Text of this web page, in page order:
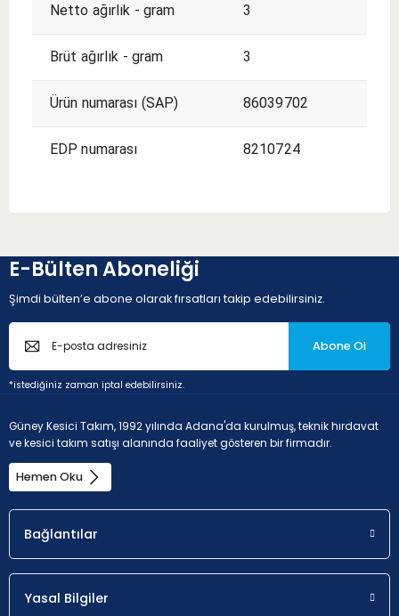
Netto ağırlık - gram 3
Brüt ağırlık - gram 3
Ürün numarası (SAP) 86039702
EDP numarası 8210724
E-Bülten Aboneliği
Şimdi bülten’e abone olarak fırsatları takip edebilirsiniz.
Abone Ol
*istediğiniz zaman iptal edebilirsiniz.
Güney Kesici Takım, 1992 yılında Adana'da kurulmuş, teknik hırdavat
ve kesici takım satışı alanında faaliyet gösteren bir firmadır.
Hemen Oku
Bağlantılar
Yasal Bilgiler